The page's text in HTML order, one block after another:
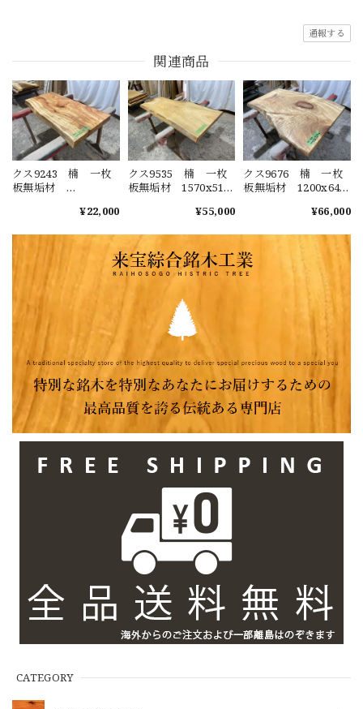
CATEGORY
通報する
関連商品
クス9243 楠 一枚
板無垢材
イニングテーブル
板 樟 くすのき
¥22,000
クス9535 楠 一枚
板無垢材 1570x510-
ンター ローテーブ
ル 天板 樟 くす
のき
¥55,000
クス9676 楠 一枚
板無垢材 1200x640-
ニングテーブル ロ
ーテーブル 天板
樟 くすのき
¥66,000